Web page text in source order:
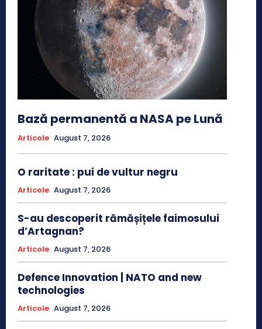
Bază permanentă a NASA pe Lună
Articole August 7, 2026
O raritate : pui de vultur negru
Articole August 7, 2026
S-au descoperit rămășițele faimosului
d’Artagnan?
Articole August 7, 2026
Defence Innovation | NATO and new
technologies
Articole August 7, 2026